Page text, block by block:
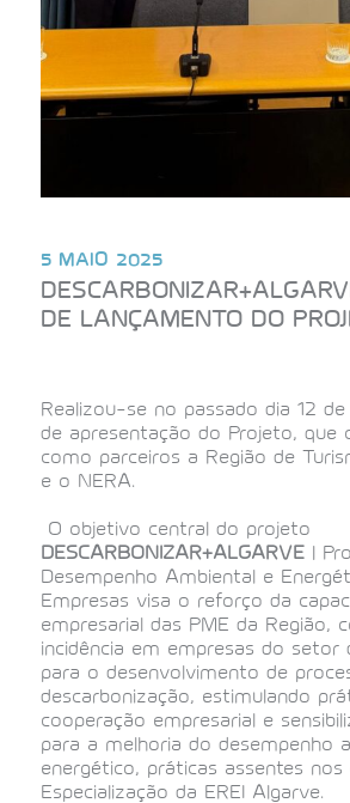
DE LANÇAMENTO DO
5 MAIO 2025
Realizou-se no passado dia 12
de apresentação do Projeto, que
como parceiros a Região de
e o NERA.
O objetivo central do projeto
DESCARBONIZAR+ALGARVE|
Desempenho Ambiental e
Empresas visa o reforço da
empresarial das PME da Região,
incidência em empresas do setor
para o desenvolvimento de
descarbonização, estimulando
cooperação empresarial e
para a melhoria do desempenho
energético, práticas assentes
Especialização da EREI Algarve.